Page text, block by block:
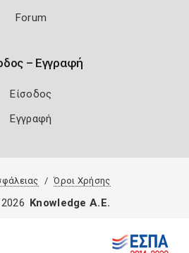
Forum
– Εγγραφή
Είσοδος
Εγγραφή
Όροι Χρήσης
Knowledge A.E.